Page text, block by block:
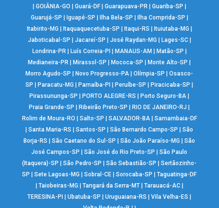
| GOIÂNIA-GO | Guará-DF| Guarapuava-PR | Guariba-SP |
Guarujá-SP | Iguapé-SP | Ilha Bela-SP | Ilha Comprida-SP |
Itabirito-MG | Itaquaquecetuba-SP | Itaqui-RS | Ituiutaba-MG |
Jaboticabal-SP | Jacareí-SP | José Raydan-MG | Lages-SC|
Londrina-PR | Luís Correia-PI | MANAUS-AM | Matão-SP |
Medianeira-PR |Mirassol-SP |Mococa-SP |Monte Alto-SP |
Morro Agudo-SP |Novo Progresso-PA |Olímpia-SP |Osasco-
SP |Paracatu-MG |Parnaíba-PI |Peruíbe-SP |Piracicaba-SP |
Pirassununga-SP |PORTO ALEGRE-RS |Porto Seguro-BA |
Praia Grande-SP |Ribeirão Preto-SP |RIO DE JANEIRO-RJ |
Rolim de Moura-RO | Salto-SP | SALVADOR-BA| Samambaia-DF
|Santa Maria-RS |Santos-SP |São Bernardo Campo-SP |São
Borja-RS |São Caetano do Sul-SP |São João Paraíso-MG |São
José Campos-SP |São José do Rio Preto-SP |São Paulo
(Itaquera)-SP |São Pedro-SP |São Sebastião-SP |Sertãozinho-
SP |Sete Lagoas-MG |Sobral-CE |Sorocaba-SP |Taguatinga-DF
| Taiobeiras-MG | Tangará da Serra-MT| Tarauacá-AC|
TERESINA-PI |Ubatuba-SP |Uruguaiana-RS |Vila Velha-ES |